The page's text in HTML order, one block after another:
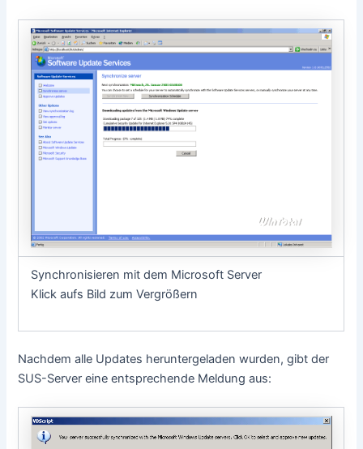
Synchronisieren mit dem Microsoft Server
Klick aufs Bild zum Vergrößern
Nachdem alle Updates heruntergeladen wurden, gibt der
SUS-Server eine entsprechende Meldung aus: